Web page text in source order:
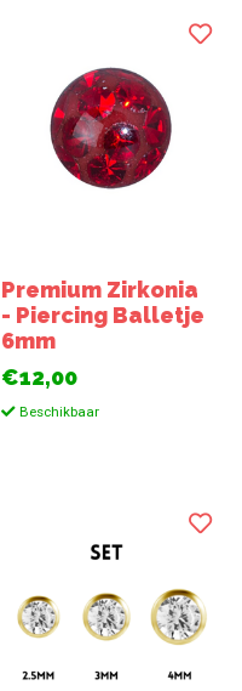
Premium Zirkonia
- Piercing Balletje
6mm
€12,00
Beschikbaar